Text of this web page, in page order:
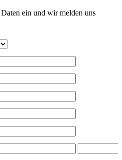
ein und wir melden uns
werden
Bitte